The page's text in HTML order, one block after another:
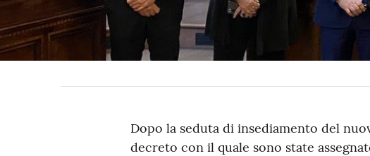
Dopo la seduta di insediamento del
decreto con il quale sono state